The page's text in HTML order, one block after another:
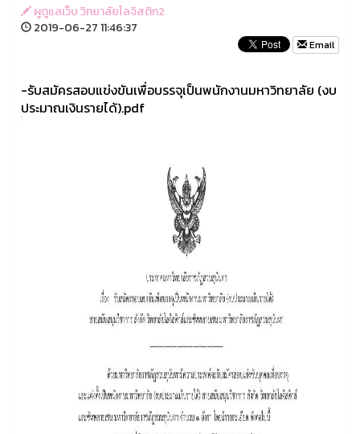
ผูดูแลเว็บ วิทยาลัยโลจิสติก2
2019-06-27 11:46:37
Email
-รับสมัครสอบแข่งขันเพื่อบรรจุเป็นพนักงานมหาวิทยาลัย (งบ
ประมาณเงินรายได้).pdf